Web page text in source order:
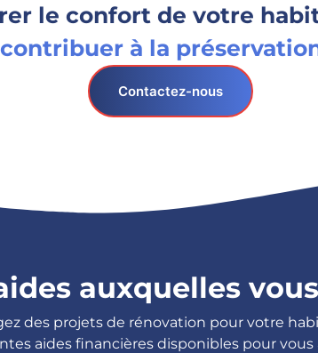
le confort de votre
à la
Contactez-nous
auxquelles
des projets de rénovation pour votre
aides financières disponibles pour